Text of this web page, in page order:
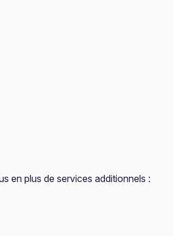
en plus de services additionnels :